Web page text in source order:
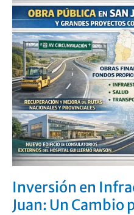
Inversión en
Juan: Un Cambio
Inversión
en
Infraestructura
San
Juan:
Un
Cambio
para
el
Futuro